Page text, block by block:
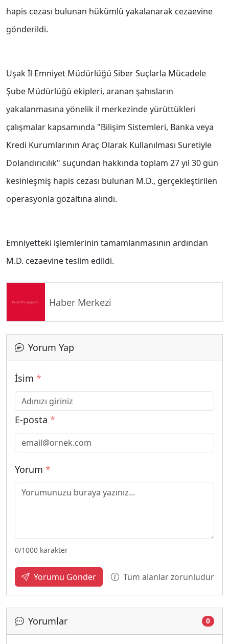
hapis cezası bulunan hükümlü yakalanarak cezaevine
gönderildi.
Uşak İl Emniyet Müdürlüğü Siber Suçlarla Mücadele
Şube Müdürlüğü ekipleri, aranan şahısların
yakalanmasına yönelik il merkezinde yürüttükleri
çalışmalar kapsamında "Bilişim Sistemleri, Banka veya
Kredi Kurumlarının Araç Olarak Kullanılması Suretiyle
Dolandırıcılık" suçundan hakkında toplam 27 yıl 30 gün
kesinleşmiş hapis cezası bulunan M.D., gerçekleştirilen
operasyonla gözaltına alındı.
Emniyetteki işlemlerinin tamamlanmasının ardından
M.D. cezaevine teslim edildi.
Haber Merkezi
Yorum Yap
İsim *
E-posta *
Yorum *
0/1000 karakter
Yorumu Gönder Tüm alanlar zorunludur
Yorumlar 0